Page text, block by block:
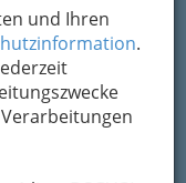
und Ihren
.